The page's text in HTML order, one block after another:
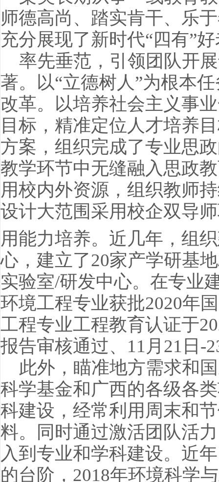
师德高尚、踏实肯干、乐
充分展现了新时代“四有”
率先垂范，引领团队开
著。以“立德树人”为根本
改革。以培养社会主义事
目标，精准定位人才培养
方案，组织完成了专业思
教学环节中无缝融入思政
用校内外资源，组织教师
设计大范围采用校企双导
用能力培养。近几年，组
心，建立了20家产学研基
实验室/研发中心。在专业
环境工程专业获批2020年
工程专业工程教育认证于
报告审核通过、11月21日-
此外，瞄准地方需求和
科学基金和广西的各级各
科建设，经常利用周末和
料。同时通过激活团队活
入到专业和学科建设。近
的台阶，2018年环境科学